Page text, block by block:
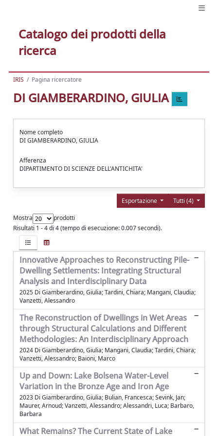
Catalogo dei prodotti della
ricerca
IRIS Pagina ricercatore
DI GIAMBERARDINO, GIULIA
Nome completo
DI GIAMBERARDINO, GIULIA
Afferenza
DIPARTIMENTO DI SCIENZE DELL'ANTICHITA'
Tutti (4)
Esportazione
Mostra
prodotti
Risultati 1 - 4 di 4 (tempo di esecuzione: 0.007 secondi).
Innovative Approaches to Reconstructing Pile-
Dwelling Settlements: Integrating Structural
Analysis and Interdisciplinary Data
2025 Di Giamberardino, Giulia; Tardini, Chiara; Mangani, Claudia;
Vanzetti, Alessandro
The Reconstruction of Dwellings in Wet Areas
through Structural Calculations and Different
Methodologies: An Interdisciplinary Approach
2024 Di Giamberardino, Giulia; Mangani, Claudia; Tardini, Chiara;
Vanzetti, Alessandro; Baioni, Marco
Up and Down: Lake Bolsena Water-Level
Variation in the Bronze Age and Iron Age
2023 Di Giamberardino, Giulia; Bulian, Francesca; Sevink, Jan;
Maurer, Arnoud; Vanzetti, Alessandro; Alessandri, Luca; Barbaro,
Barbara
What Remains? The Current State of Lake